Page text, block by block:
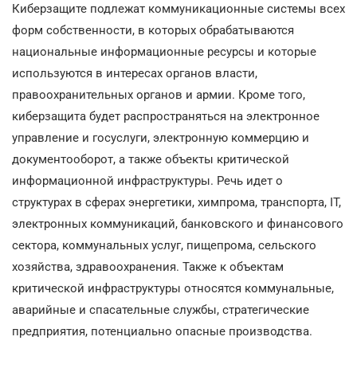
Киберзащите подлежат коммуникационные системы всех
форм собственности, в которых обрабатываются
национальные информационные ресурсы и которые
используются в интересах органов власти,
правоохранительных органов и армии. Кроме того,
киберзащита будет распространяться на электронное
управление и госуслуги, электронную коммерцию и
документооборот, а также объекты критической
информационной инфраструктуры. Речь идет о
структурах в сферах энергетики, химпрома, транспорта, IT,
электронных коммуникаций, банковского и финансового
сектора, коммунальных услуг, пищепрома, сельского
хозяйства, здравоохранения. Также к объектам
критической инфраструктуры относятся коммунальные,
аварийные и спасательные службы, стратегические
предприятия, потенциально опасные производства.